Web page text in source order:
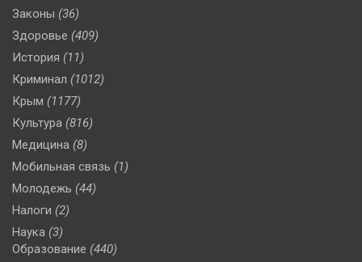
Законы (36)
Здоровье (409)
История (11)
Криминал (1012)
Крым (1177)
Культура (816)
Медицина (8)
Мобильная связь (1)
Молодежь (44)
Налоги (2)
Наука (3)
Образование (440)